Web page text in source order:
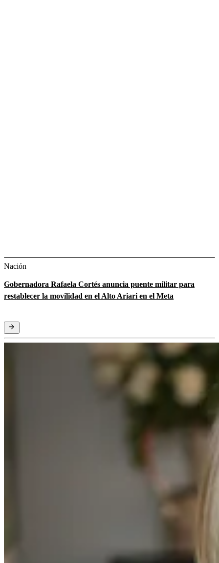
Nación
Gobernadora Rafaela Cortés anuncia puente militar para
restablecer la movilidad en el Alto Ariari en el Meta